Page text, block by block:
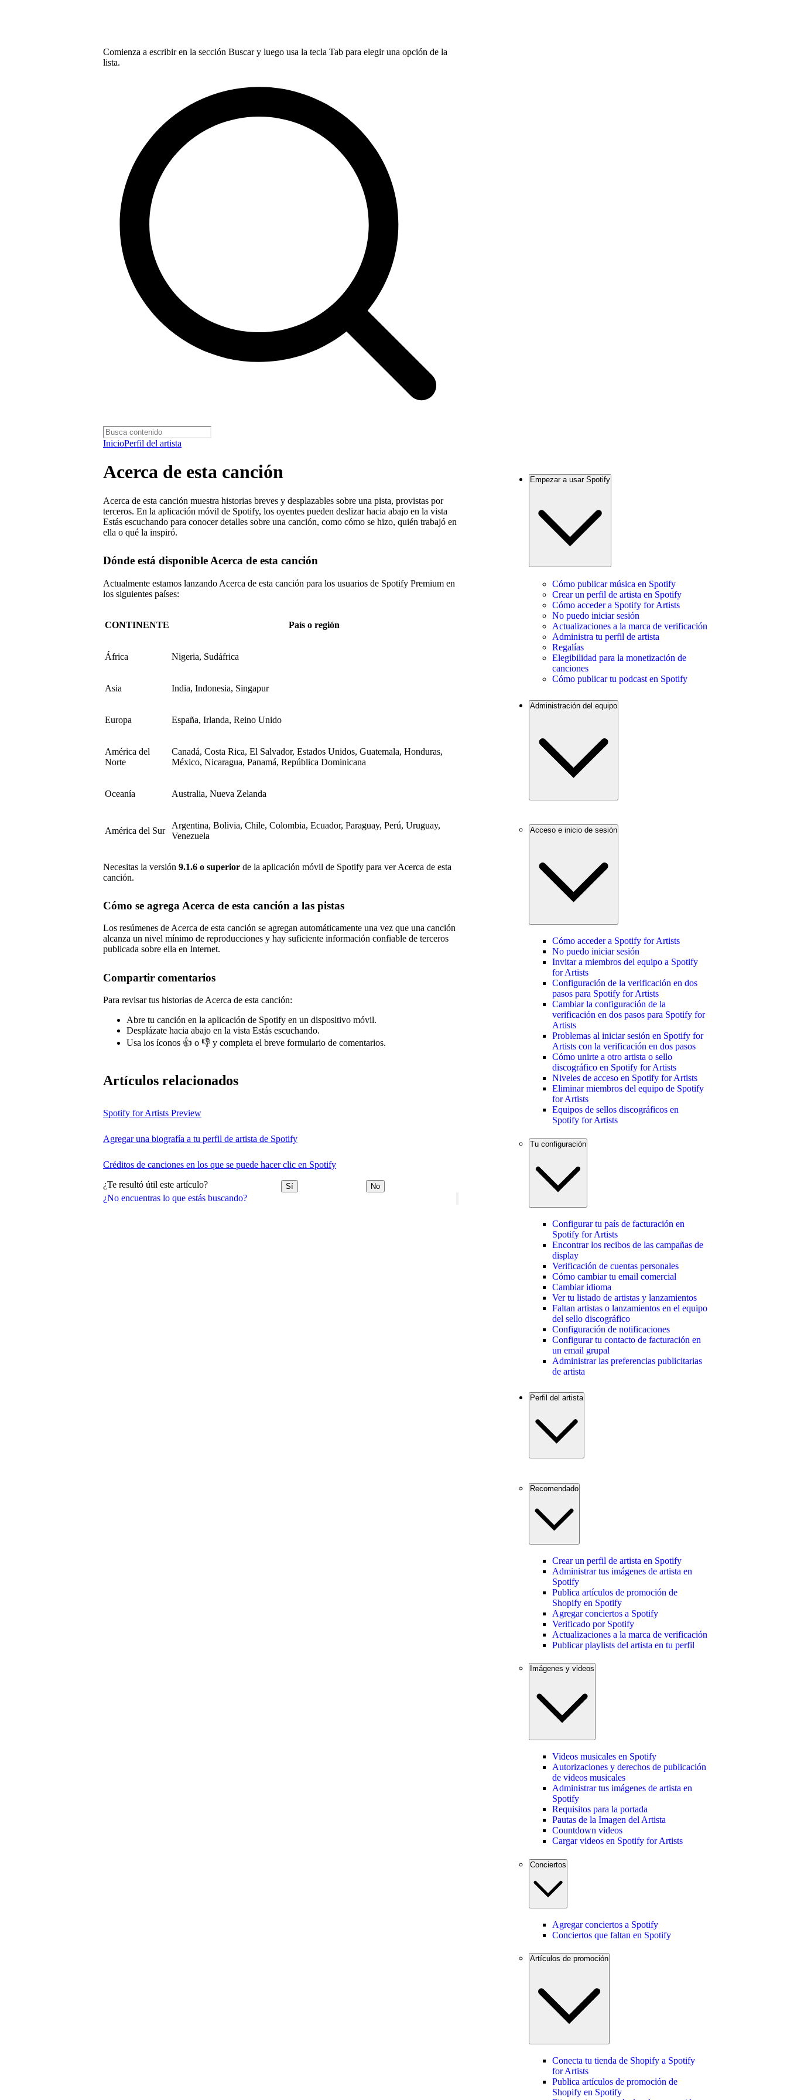
Comienza a escribir en la sección Buscar y luego usa la tecla Tab para elegir una opción de la
lista.
InicioPerfil del artista
¿No encuentras lo que estás buscando?
Acerca de esta canción
Acerca de esta canción muestra historias breves y desplazables sobre una pista, provistas por
terceros. En la aplicación móvil de Spotify, los oyentes pueden deslizar hacia abajo en la vista
Estás escuchando para conocer detalles sobre una canción, como cómo se hizo, quién trabajó en
ella o qué la inspiró.
Dónde está disponible Acerca de esta canción
Actualmente estamos lanzando Acerca de esta canción para los usuarios de Spotify Premium en
los siguientes países:
CONTINENTE País o región
África Nigeria, Sudáfrica
Asia India, Indonesia, Singapur
Europa España, Irlanda, Reino Unido
América del
Norte
Canadá, Costa Rica, El Salvador, Estados Unidos, Guatemala, Honduras,
México, Nicaragua, Panamá, República Dominicana
Oceanía Australia, Nueva Zelanda
América del Sur
Argentina, Bolivia, Chile, Colombia, Ecuador, Paraguay, Perú, Uruguay,
Venezuela
Necesitas la versión 9.1.6 o superior de la aplicación móvil de Spotify para ver Acerca de esta
canción.
Cómo se agrega Acerca de esta canción a las pistas
Los resúmenes de Acerca de esta canción se agregan automáticamente una vez que una canción
alcanza un nivel mínimo de reproducciones y hay suficiente información confiable de terceros
publicada sobre ella en Internet.
Compartir comentarios
Para revisar tus historias de Acerca de esta canción:
Abre tu canción en la aplicación de Spotify en un dispositivo móvil.
Desplázate hacia abajo en la vista Estás escuchando.
Usa los íconos 👍 o 👎 y completa el breve formulario de comentarios.
Artículos relacionados
Spotify for Artists Preview
Agregar una biografía a tu perfil de artista de Spotify
Créditos de canciones en los que se puede hacer clic en Spotify
¿Te resultó útil este artículo? Sí No
Empezar a usar Spotify
Cómo publicar música en Spotify
Crear un perfil de artista en Spotify
Cómo acceder a Spotify for Artists
No puedo iniciar sesión
Actualizaciones a la marca de verificación
Administra tu perfil de artista
Regalías
Elegibilidad para la monetización de
canciones
Cómo publicar tu podcast en Spotify
Administración del equipo
Acceso e inicio de sesión
Cómo acceder a Spotify for Artists
No puedo iniciar sesión
Invitar a miembros del equipo a Spotify
for Artists
Configuración de la verificación en dos
pasos para Spotify for Artists
Cambiar la configuración de la
verificación en dos pasos para Spotify for
Artists
Problemas al iniciar sesión en Spotify for
Artists con la verificación en dos pasos
Cómo unirte a otro artista o sello
discográfico en Spotify for Artists
Niveles de acceso en Spotify for Artists
Eliminar miembros del equipo de Spotify
for Artists
Equipos de sellos discográficos en
Spotify for Artists
Tu configuración
Configurar tu país de facturación en
Spotify for Artists
Encontrar los recibos de las campañas de
display
Verificación de cuentas personales
Cómo cambiar tu email comercial
Cambiar idioma
Ver tu listado de artistas y lanzamientos
Faltan artistas o lanzamientos en el equipo
del sello discográfico
Configuración de notificaciones
Configurar tu contacto de facturación en
un email grupal
Administrar las preferencias publicitarias
de artista
Perfil del artista
Recomendado
Crear un perfil de artista en Spotify
Administrar tus imágenes de artista en
Spotify
Publica artículos de promoción de
Shopify en Spotify
Agregar conciertos a Spotify
Verificado por Spotify
Actualizaciones a la marca de verificación
Publicar playlists del artista en tu perfil
Imágenes y videos
Videos musicales en Spotify
Autorizaciones y derechos de publicación
de videos musicales
Administrar tus imágenes de artista en
Spotify
Requisitos para la portada
Pautas de la Imagen del Artista
Countdown videos
Cargar videos en Spotify for Artists
Conciertos
Agregar conciertos a Spotify
Conciertos que faltan en Spotify
Artículos de promoción
Conecta tu tienda de Shopify a Spotify
for Artists
Publica artículos de promoción de
Shopify en Spotify